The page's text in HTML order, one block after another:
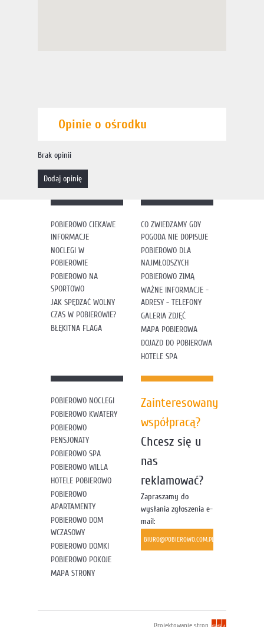
Opinie o ośrodku
Brak opinii
dodaj opinię
POBIEROWO CIEKAWE
INFORMACJE
NOCLEGI W
POBIEROWIE
POBIEROWO NA
SPORTOWO
JAK SPĘDZAĆ WOLNY
CZAS W POBIEROWIE?
BŁĘKITNA FLAGA
CO ZWIEDZAMY GDY
POGODA NIE DOPISUJE
POBIEROWO DLA
NAJMŁODSZYCH
POBIEROWO ZIMĄ
WAŻNE INFORMACJE -
ADRESY - TELEFONY
GALERIA ZDJĘĆ
MAPA POBIEROWA
DOJAZD DO POBIEROWA
HOTELE SPA
POBIEROWO NOCLEGI
POBIEROWO KWATERY
POBIEROWO
PENSJONATY
POBIEROWO SPA
POBIEROWO WILLA
HOTELE POBIEROWO
POBIEROWO
APARTAMENTY
POBIEROWO DOM
WCZASOWY
POBIEROWO DOMKI
POBIEROWO POKOJE
MAPA STRONY
Zainteresowany
współpracą?
Chcesz się u
nas
reklamować?
Zapraszamy do
wysłania zgłoszenia e-
mail:
BIURO@POBIEROWO.COM.PL
Projektowanie stron